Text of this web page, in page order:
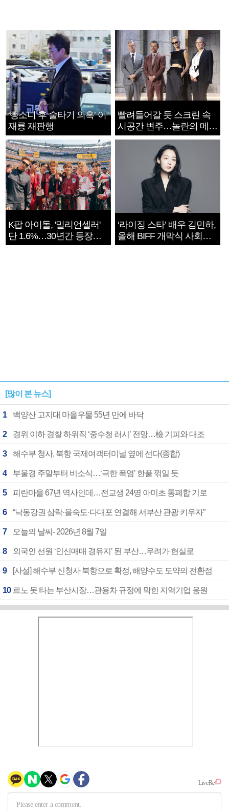
‘뺑소니 후 술타기 의혹’ 이
재룡 재판행
빨려들어갈 듯 스크린 속
시공간 변주…놀란의 메시
지는 ‘전쟁 속죄’
K팝 아이돌, '밀리언셀러'
단 1.6%…30년간 등장
1182개팀 전수조사
‘라이징 스타’ 배우 김민하,
올해 BIFF 개막식 사회자
확정
[많이 본 뉴스]
1 백양산 고지대 마을우물 55년 만에 바닥
2 경위 이하 경찰 하위직 ‘중수청 러시’ 전망…檢 기피와 대조
3 해수부 청사, 북항 국제여객터미널 옆에 선다(종합)
4 부울경 주말부터 비소식…‘극한 폭염’ 한풀 꺾일 듯
5 피란마을 67년 역사인데…전교생 24명 아미초 통폐합 기로
6 “낙동강권 삼락·을숙도·다대포 연결해 서부산 관광 키우자”
7 오늘의 날씨- 2026년 8월 7일
8 외국인 선원 ‘인신매매 경유지’ 된 부산…우려가 현실로
9 [사설] 해수부 신청사 북항으로 확정, 해양수도 도약의 전환점
10 르노 못 타는 부산시장…관용차 규정에 막힌 지역기업 응원